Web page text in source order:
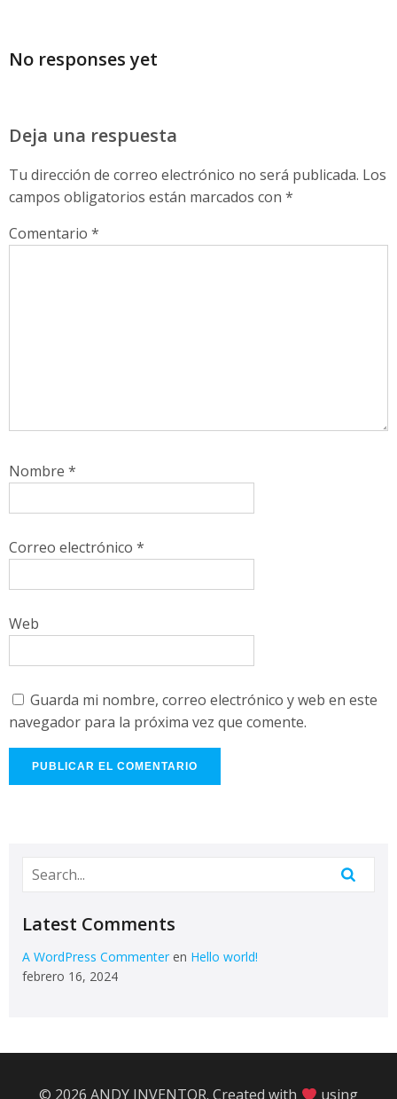
No responses yet
Deja una respuesta
Tu dirección de correo electrónico no será publicada. Los
campos obligatorios están marcados con *
Comentario *
Nombre *
Correo electrónico *
Web
Guarda mi nombre, correo electrónico y web en este
navegador para la próxima vez que comente.
Latest Comments
A WordPress Commenter en Hello world!
febrero 16, 2024
© 2026 ANDY INVENTOR. Created with using